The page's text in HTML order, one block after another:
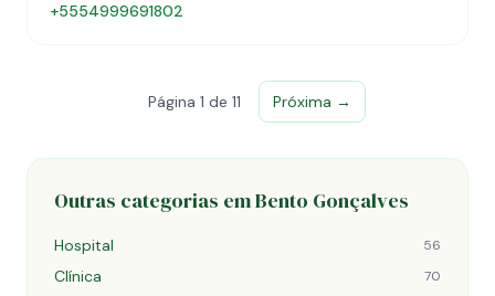
+5554999691802
Página 1 de 11 Próxima →
Outras categorias em Bento Gonçalves
Hospital 56
Clínica 70